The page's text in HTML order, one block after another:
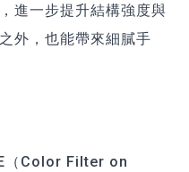
進一步提升結構強度與
外，也能帶來細膩手
（Color Filter on